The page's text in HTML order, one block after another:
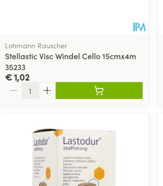
Lohmann Rauscher
Stellastic Visc Windel Cello 15cmx4m
35233
€ 1,02